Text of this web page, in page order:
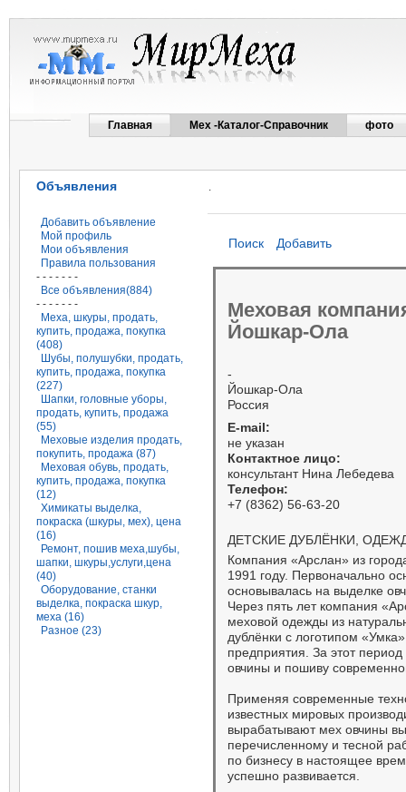
Главная Мех -Каталог-Справочник фото
Объявления
Добавить объявление
Мой профиль
Мои объявления
Правила пользования
- - - - - - -
Все объявления(884)
- - - - - - -
Меха, шкуры, продать,
купить, продажа, покупка
(408)
Шубы, полушубки, продать,
купить, продажа, покупка
(227)
Шапки, головные уборы,
продать, купить, продажа
(55)
Меховые изделия продать,
покупить, продажа (87)
Меховая обувь, продать,
купить, продажа, покупка
(12)
Химикаты выделка,
покраска (шкуры, мех), цена
(16)
Ремонт, пошив меха,шубы,
шапки, шкуры,услуги,цена
(40)
Оборудование, станки
выделка, покраска шкур,
меха (16)
Разное (23)
.
Поиск Добавить
Меховая
Йошкар-Ола
-
Йошкар-Ола
Россия
E-mail:
не указан
Контактное лицо:
консультант Нина Лебедева
Телефон:
+7 (8362) 56-63-20
ДЕТСКИЕ ДУБЛЁНКИ,
Компания «Арслан» из
1991 году. Первоначально
основывалась на выделке
Через пять лет компания
меховой одежды из
дублёнки с логотипом
предприятия. За этот
овчины и пошиву
Применяя современные
известных мировых
вырабатывают мех овчины
перечисленному и тесной
по бизнесу в настоящее
успешно развивается.